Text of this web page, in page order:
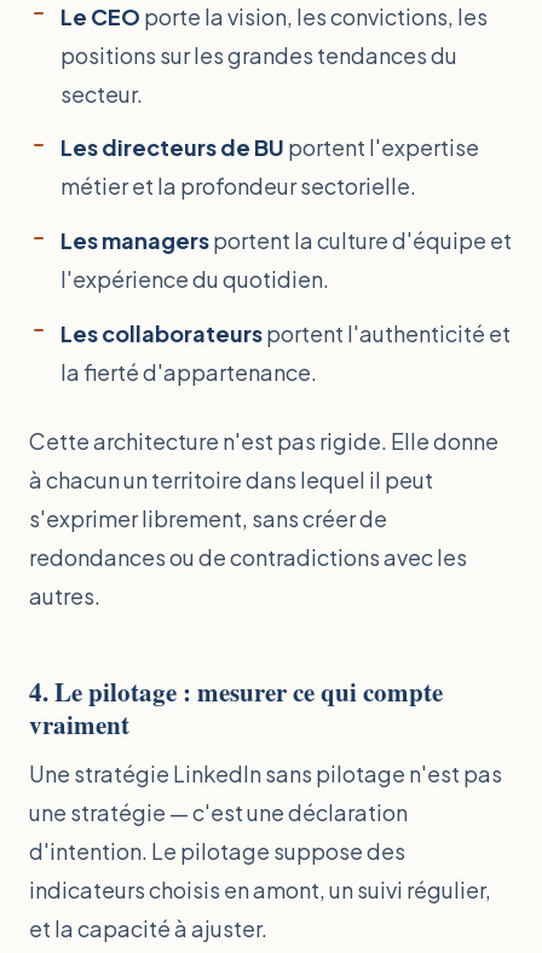
Le CEO porte la vision, les convictions, les
positions sur les grandes tendances du
secteur.
Les directeurs de BU portent l'expertise
métier et la profondeur sectorielle.
Les managersportent la culture d'équipe et
l'expérience du quotidien.
Les collaborateursportent l'authenticité et
la fierté d'appartenance.
Cette architecture n'est pas rigide. Elle donne
à chacun un territoire dans lequel il peut
s'exprimer librement, sans créer de
redondances ou de contradictions avec les
autres.
4. Le pilotage : mesurer ce qui compte
vraiment
Une stratégie LinkedIn sans pilotage n'est pas
une stratégie — c'est une déclaration
d'intention. Le pilotage suppose des
indicateurs choisis en amont, un suivi régulier,
et la capacité à ajuster.